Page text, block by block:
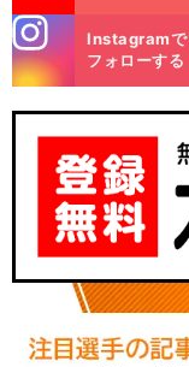
m
Instagramで
フォローする